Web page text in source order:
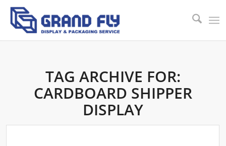
TAG ARCHIVE FOR:
CARDBOARD SHIPPER
DISPLAY